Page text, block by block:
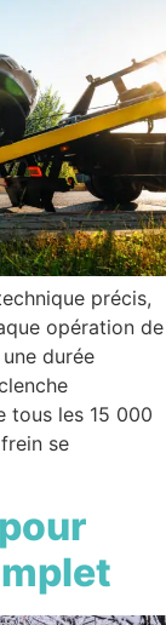
précis,
opération de
durée
tous les 15 000
se